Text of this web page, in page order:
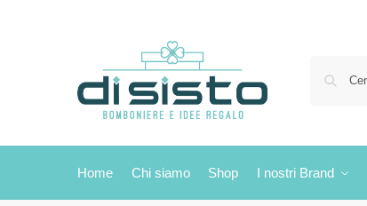
Home Chi siamo Shop I nostri Brand